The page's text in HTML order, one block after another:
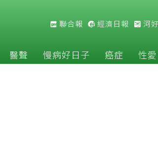
聯合報 經濟日報 河
醫聲 慢病好日子 癌症 性愛